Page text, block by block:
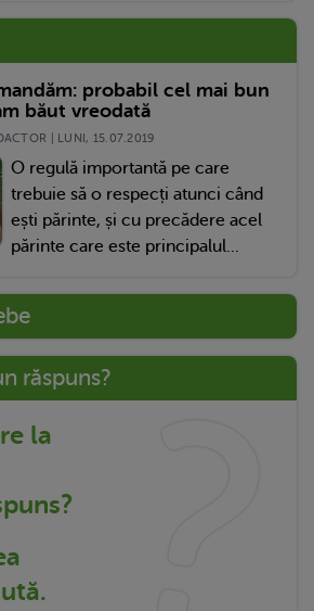
probabil cel mai bun
băut vreodată
| LUNI, 15.07.2019
O regulă importantă pe care
trebuie să o respecți atunci când
ești părinte, și cu precădere acel
părinte care este principalul...
răspuns?
la